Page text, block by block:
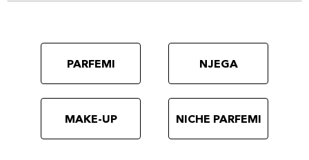
PARFEMI NJEGA
MAKE-UP NICHE PARFEMI